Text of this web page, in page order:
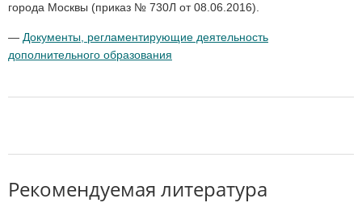
города Москвы (приказ № 730Л от 08.06.2016).
— Документы, регламентирующие деятельность
дополнительного образования
Рекомендуемая литература